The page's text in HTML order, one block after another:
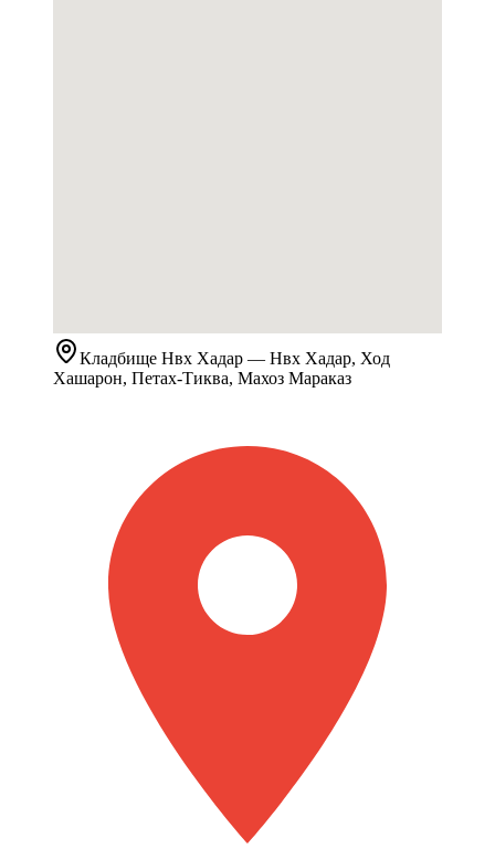
Кладбище Нвх Хадар — Нвх Хадар, Ход
Хашарон, Петах-Тиква, Махоз Мараказ